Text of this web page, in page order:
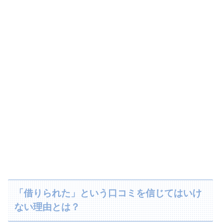
「借りられた」という口コミを信じてはいけ
ない理由とは？